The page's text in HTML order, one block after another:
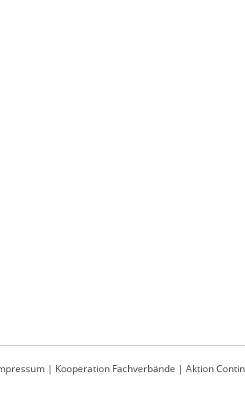
| Kooperation Fachverbände | Aktion